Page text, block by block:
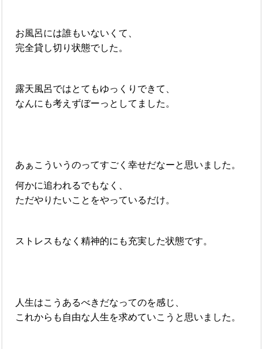
お風呂には誰もいないくて、
完全貸し切り状態でした。
露天風呂ではとてもゆっくりできて、
なんにも考えずぼーっとしてました。
あぁこういうのってすごく幸せだなーと思いました。
何かに追われるでもなく、
ただやりたいことをやっているだけ。
ストレスもなく精神的にも充実した状態です。
人生はこうあるべきだなってのを感じ、
これからも自由な人生を求めていこうと思いました。